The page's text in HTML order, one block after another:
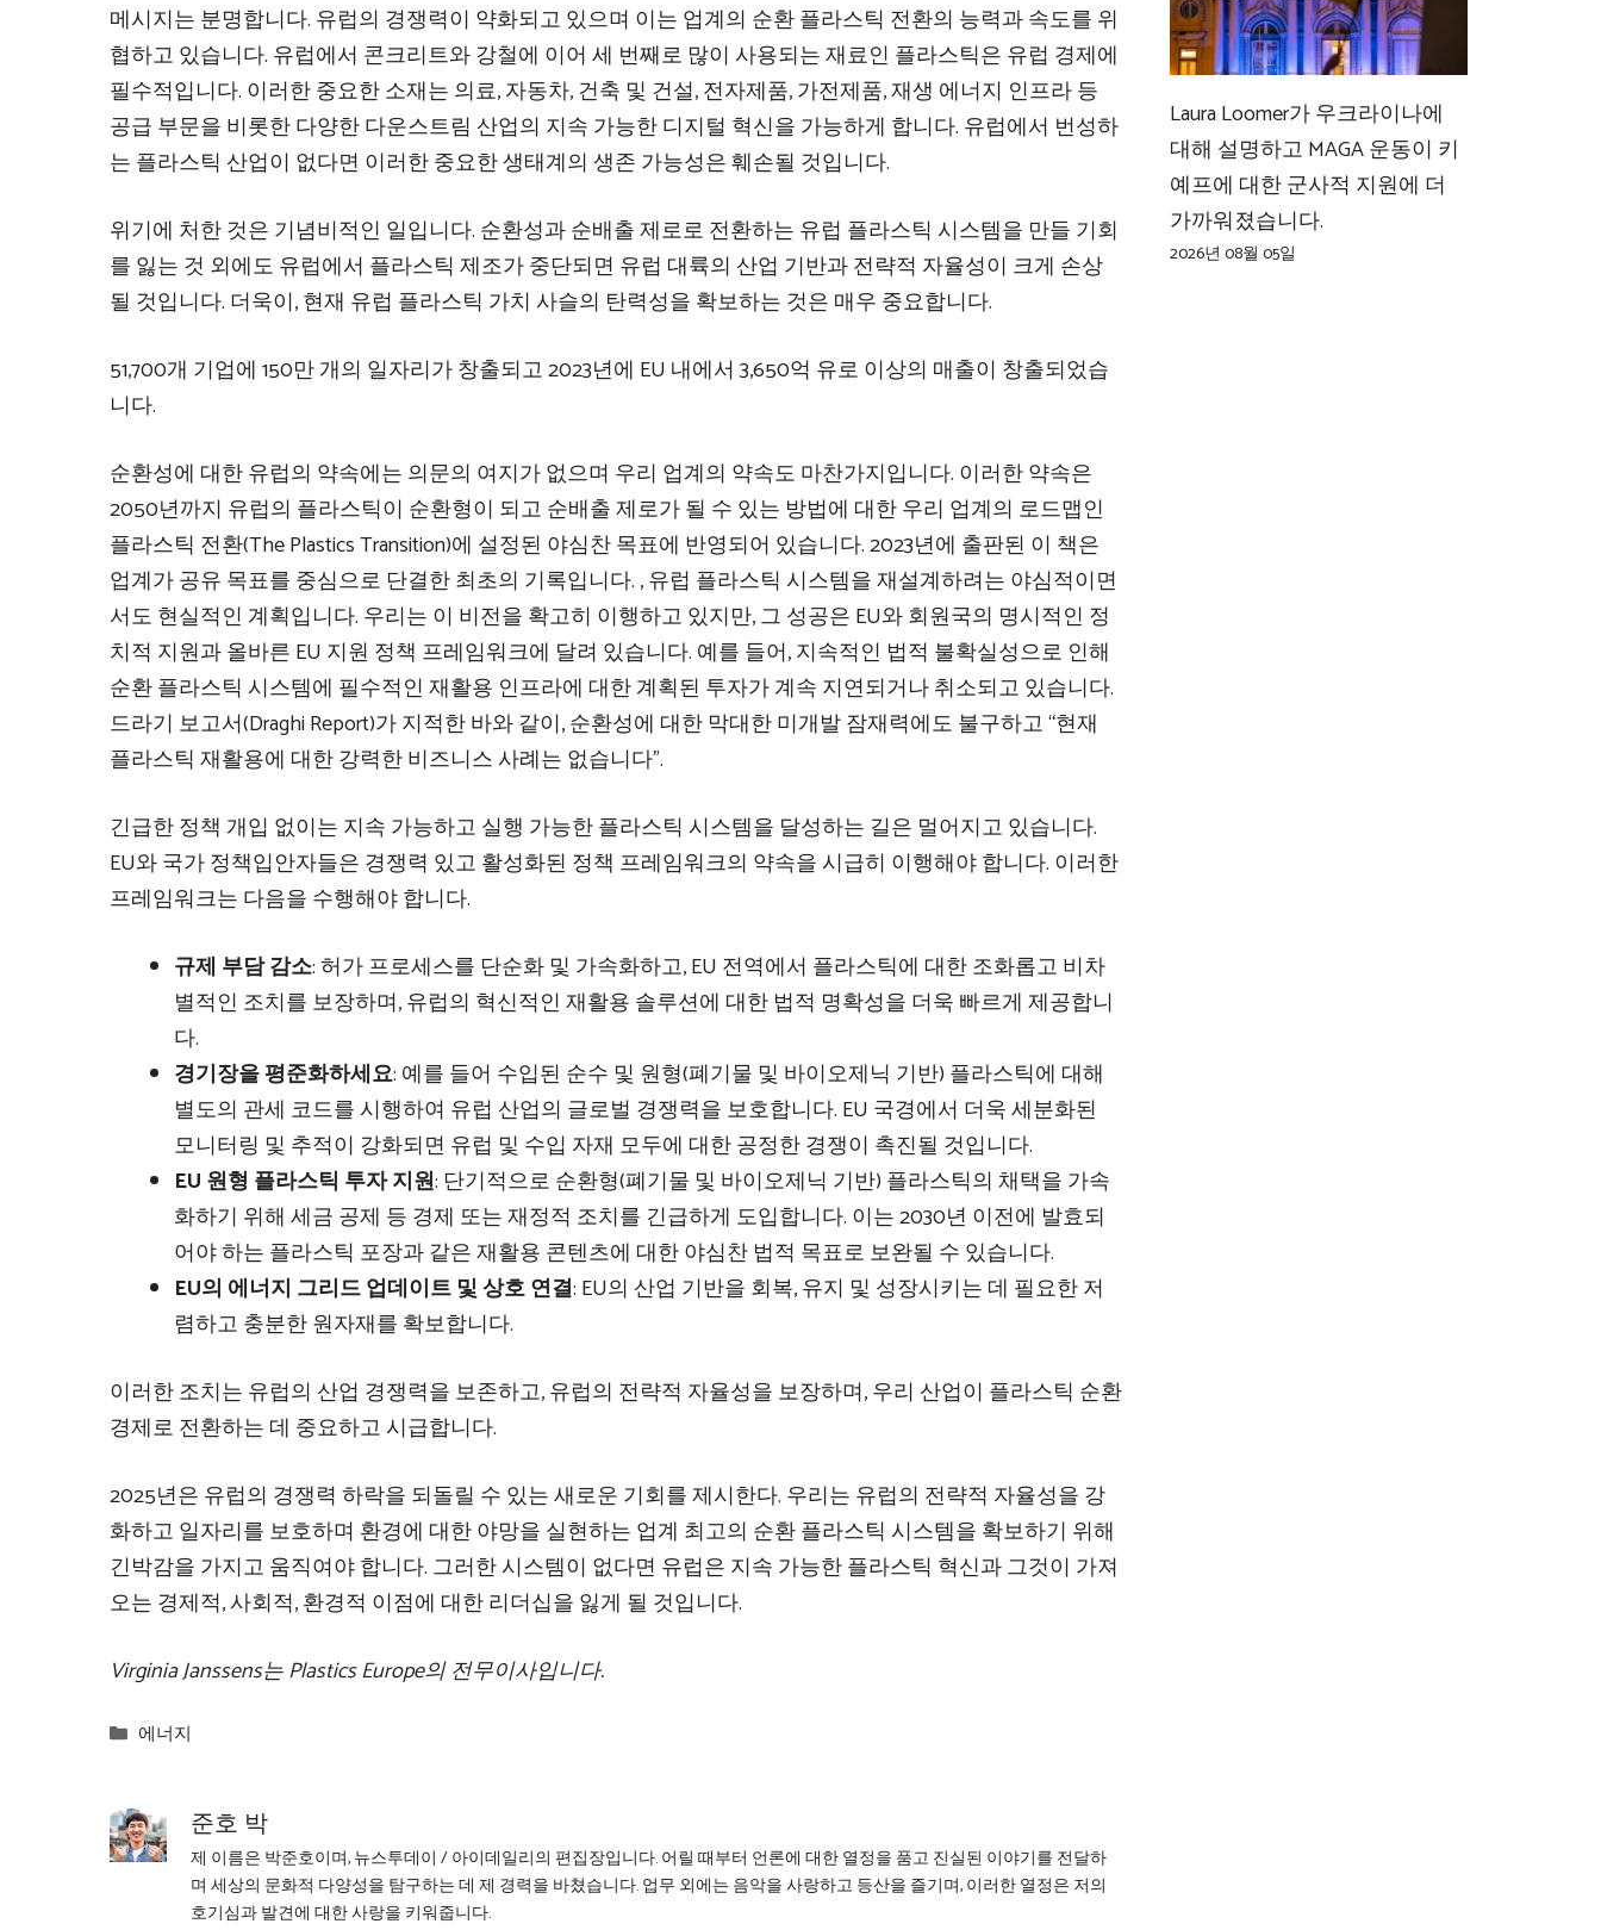
메시지는 분명합니다. 유럽의 경쟁력이 약화되고 있으며 이는 업계의 순환 플라스틱 전환의 능력과 속도를 위
협하고 있습니다. 유럽에서 콘크리트와 강철에 이어 세 번째로 많이 사용되는 재료인 플라스틱은 유럽 경제에
필수적입니다. 이러한 중요한 소재는 의료, 자동차, 건축 및 건설, 전자제품, 가전제품, 재생 에너지 인프라 등
공급 부문을 비롯한 다양한 다운스트림 산업의 지속 가능한 디지털 혁신을 가능하게 합니다. 유럽에서 번성하
는 플라스틱 산업이 없다면 이러한 중요한 생태계의 생존 가능성은 훼손될 것입니다.
위기에 처한 것은 기념비적인 일입니다. 순환성과 순배출 제로로 전환하는 유럽 플라스틱 시스템을 만들 기회
를 잃는 것 외에도 유럽에서 플라스틱 제조가 중단되면 유럽 대륙의 산업 기반과 전략적 자율성이 크게 손상
될 것입니다. 더욱이, 현재 유럽 플라스틱 가치 사슬의 탄력성을 확보하는 것은 매우 중요합니다.
51,700개 기업에 150만 개의 일자리가 창출되고 2023년에 EU 내에서 3,650억 유로 이상의 매출이 창출되었습
니다.
순환성에 대한 유럽의 약속에는 의문의 여지가 없으며 우리 업계의 약속도 마찬가지입니다. 이러한 약속은
2050년까지 유럽의 플라스틱이 순환형이 되고 순배출 제로가 될 수 있는 방법에 대한 우리 업계의 로드맵인
플라스틱 전환(The Plastics Transition)에 설정된 야심찬 목표에 반영되어 있습니다. 2023년에 출판된 이 책은
업계가 공유 목표를 중심으로 단결한 최초의 기록입니다. , 유럽 플라스틱 시스템을 재설계하려는 야심적이면
서도 현실적인 계획입니다. 우리는 이 비전을 확고히 이행하고 있지만, 그 성공은 EU와 회원국의 명시적인 정
치적 지원과 올바른 EU 지원 정책 프레임워크에 달려 있습니다. 예를 들어, 지속적인 법적 불확실성으로 인해
순환 플라스틱 시스템에 필수적인 재활용 인프라에 대한 계획된 투자가 계속 지연되거나 취소되고 있습니다.
드라기 보고서(Draghi Report)가 지적한 바와 같이, 순환성에 대한 막대한 미개발 잠재력에도 불구하고 “현재
플라스틱 재활용에 대한 강력한 비즈니스 사례는 없습니다”.
긴급한 정책 개입 없이는 지속 가능하고 실행 가능한 플라스틱 시스템을 달성하는 길은 멀어지고 있습니다.
EU와 국가 정책입안자들은 경쟁력 있고 활성화된 정책 프레임워크의 약속을 시급히 이행해야 합니다. 이러한
프레임워크는 다음을 수행해야 합니다.
규제 부담 감소: 허가 프로세스를 단순화 및 가속화하고, EU 전역에서 플라스틱에 대한 조화롭고 비차
별적인 조치를 보장하며, 유럽의 혁신적인 재활용 솔루션에 대한 법적 명확성을 더욱 빠르게 제공합니
다.
경기장을 평준화하세요: 예를 들어 수입된 순수 및 원형(폐기물 및 바이오제닉 기반) 플라스틱에 대해
별도의 관세 코드를 시행하여 유럽 산업의 글로벌 경쟁력을 보호합니다. EU 국경에서 더욱 세분화된
모니터링 및 추적이 강화되면 유럽 및 수입 자재 모두에 대한 공정한 경쟁이 촉진될 것입니다.
EU 원형 플라스틱 투자 지원: 단기적으로 순환형(폐기물 및 바이오제닉 기반) 플라스틱의 채택을 가속
화하기 위해 세금 공제 등 경제 또는 재정적 조치를 긴급하게 도입합니다. 이는 2030년 이전에 발효되
어야 하는 플라스틱 포장과 같은 재활용 콘텐츠에 대한 야심찬 법적 목표로 보완될 수 있습니다.
EU의 에너지 그리드 업데이트 및 상호 연결: EU의 산업 기반을 회복, 유지 및 성장시키는 데 필요한 저
렴하고 충분한 원자재를 확보합니다.
이러한 조치는 유럽의 산업 경쟁력을 보존하고, 유럽의 전략적 자율성을 보장하며, 우리 산업이 플라스틱 순환
경제로 전환하는 데 중요하고 시급합니다.
2025년은 유럽의 경쟁력 하락을 되돌릴 수 있는 새로운 기회를 제시한다. 우리는 유럽의 전략적 자율성을 강
화하고 일자리를 보호하며 환경에 대한 야망을 실현하는 업계 최고의 순환 플라스틱 시스템을 확보하기 위해
긴박감을 가지고 움직여야 합니다. 그러한 시스템이 없다면 유럽은 지속 가능한 플라스틱 혁신과 그것이 가져
오는 경제적, 사회적, 환경적 이점에 대한 리더십을 잃게 될 것입니다.
Virginia Janssens는 Plastics Europe의 전무이사입니다.
Categories
에너지
준호 박
제 이름은 박준호이며, 뉴스투데이 / 아이데일리의 편집장입니다. 어릴 때부터 언론에 대한 열정을 품고 진실된 이야기를 전달하
며 세상의 문화적 다양성을 탐구하는 데 제 경력을 바쳤습니다. 업무 외에는 음악을 사랑하고 등산을 즐기며, 이러한 열정은 저의
호기심과 발견에 대한 사랑을 키워줍니다.
Laura Loomer가 우크라이나에
대해 설명하고 MAGA 운동이 키
예프에 대한 군사적 지원에 더
가까워졌습니다.
2026년 08월 05일